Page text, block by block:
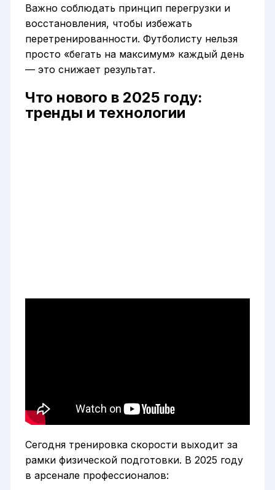
Важно соблюдать принцип перегрузки и
восстановления, чтобы избежать
перетренированности. Футболисту нельзя
просто «бегать на максимум» каждый день
— это снижает результат.
Что нового в 2025 году:
тренды и технологии
Сегодня тренировка скорости выходит за
рамки физической подготовки. В 2025 году
в арсенале профессионалов: